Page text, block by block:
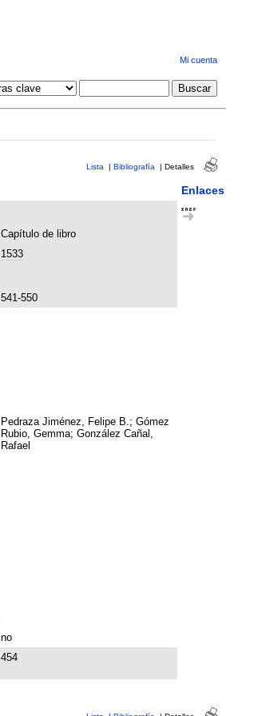
Mi cuenta
Lista | Bibliografía | Detalles
Enlaces
Capítulo de libro
1533
541-550
Pedraza Jiménez, Felipe B.; Gómez
Rubio, Gemma; González Cañal,
Rafael
no
454